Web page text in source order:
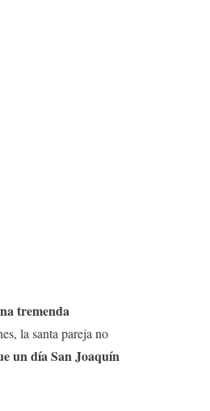
tremenda
la santa pareja no
un día San Joaquín